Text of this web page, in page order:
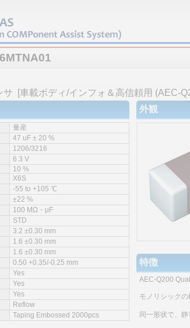
サ
[車載ボディ/インフォ＆高信頼用 (AEC-
量産
47 uF ± 20 %
1206/3216
6.3 V
10 %
X6S
-55 to +105 ℃
±22 %
100 MΩ・µF
STD
3.2 ±0.30 mm
1.6 ±0.30 mm
1.6 ±0.30 mm
0.50 +0.35/-0.25 mm
Yes
Yes
Yes
Reflow
Taping Embossed 2000pcs
外観
特徴
AEC-Q200
モノリシックの
同一形状で、静